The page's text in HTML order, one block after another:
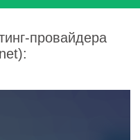
провайдера